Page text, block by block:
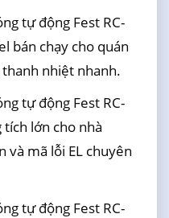
tự động Fest RC-
bán chạy cho quán
nhiệt nhanh.
tự động Fest RC-
tích lớn cho nhà
và mã lỗi EL chuyên
tự động Fest RC-